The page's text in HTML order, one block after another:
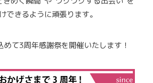
できるように頑張ります。
めて3周年感謝祭を開催いたします！